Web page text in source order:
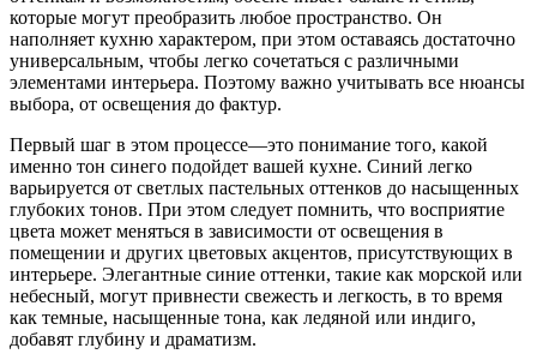
которые могут преобразить любое пространство. Он
наполняет кухню характером, при этом оставаясь достаточно
универсальным, чтобы легко сочетаться с различными
элементами интерьера. Поэтому важно учитывать все нюансы
выбора, от освещения до фактур.
Первый шаг в этом процессе—это понимание того, какой
именно тон синего подойдет вашей кухне. Синий легко
варьируется от светлых пастельных оттенков до насыщенных
глубоких тонов. При этом следует помнить, что восприятие
цвета может меняться в зависимости от освещения в
помещении и других цветовых акцентов, присутствующих в
интерьере. Элегантные синие оттенки, такие как морской или
небесный, могут привнести свежесть и легкость, в то время
как темные, насыщенные тона, как ледяной или индиго,
добавят глубину и драматизм.